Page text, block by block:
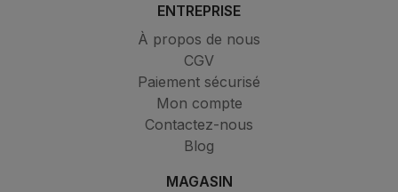
ENTREPRISE
À propos de nous
CGV
Paiement sécurisé
Mon compte
Contactez-nous
Blog
MAGASIN